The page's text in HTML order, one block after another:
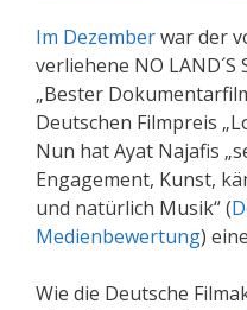
Im Dezemberwar der
verliehene NO
„Bester
Deutschen Filmpreis
Nun hat Ayat Najafis
Engagement, Kunst,
und natürlich Musik“ (
Medienbewertung)
Wie die Deutsche